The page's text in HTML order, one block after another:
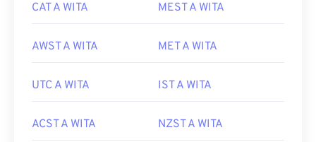
CAT A WITA MEST A WITA
AWST A WITA MET A WITA
UTC A WITA IST A WITA
ACST A WITA NZST A WITA